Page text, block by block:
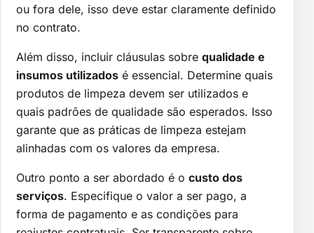
ou fora dele, isso deve estar claramente definido
no contrato.
Além disso, incluir cláusulas sobre qualidade e
insumos utilizados é essencial. Determine quais
produtos de limpeza devem ser utilizados e
quais padrões de qualidade são esperados. Isso
garante que as práticas de limpeza estejam
alinhadas com os valores da empresa.
Outro ponto a ser abordado é o custo dos
serviços. Especifique o valor a ser pago, a
forma de pagamento e as condições para